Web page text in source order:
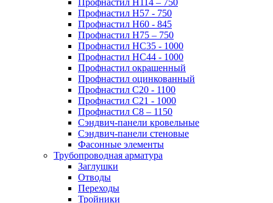
Профнастил Н114 – 750
Профнастил Н57 - 750
Профнастил Н60 - 845
Профнастил Н75 – 750
Профнастил НС35 - 1000
Профнастил НС44 - 1000
Профнастил окрашенный
Профнастил оцинкованный
Профнастил С20 - 1100
Профнастил С21 - 1000
Профнастил С8 – 1150
Сэндвич-панели кровельные
Сэндвич-панели стеновые
Фасонные элементы
Трубопроводная арматура
Заглушки
Отводы
Переходы
Тройники